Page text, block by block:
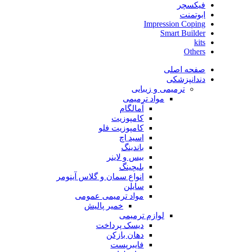
فیکسچر
ابوتمنت
Impression Coping
Smart Builder
kits
Others
صفحه اصلی
دندانپزشکی
ترمیمی و زیبایی
مواد ترمیمی
آمالگام
کامپوزیت
کامپوزیت فلو
اسید اچ
باندینگ
بیس و لاینر
بلیچینگ
انواع سمان و گلاس آینومر
سایلن
مواد ترمیمی عمومی
خمیر پالیش
لوازم ترمیمی
دیسک پرداخت
دهان بازکن
فایبرپست